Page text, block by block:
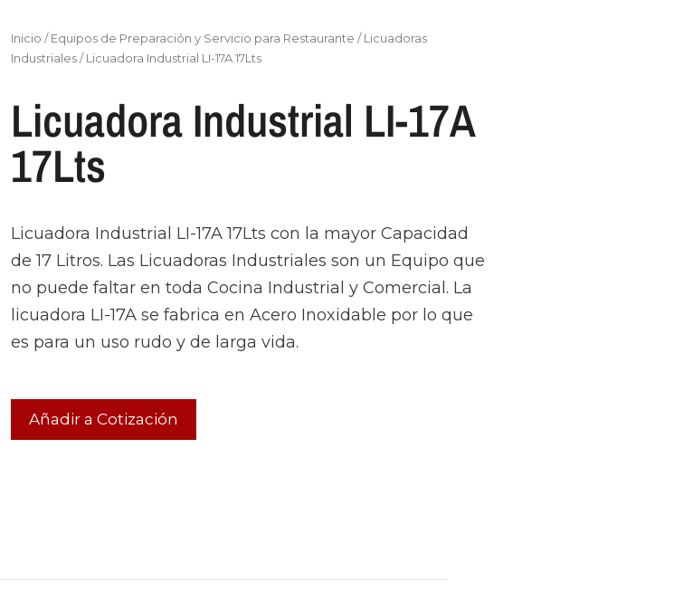
Inicio /Equipos de Preparación y Servicio para Restaurante /Licuadoras
Industriales/ Licuadora Industrial LI-17A 17Lts
Licuadora Industrial LI-17A
17Lts
Licuadora Industrial LI-17A 17Lts con la mayor Capacidad
de 17 Litros. Las Licuadoras Industriales son un Equipo que
no puede faltar en toda Cocina Industrial y Comercial. La
licuadora LI-17A se fabrica en Acero Inoxidable por lo que
es para un uso rudo y de larga vida.
Añadir a Cotización